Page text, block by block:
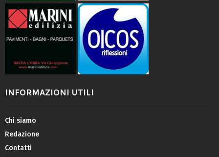
INFORMAZIONI UTILI
Chi siamo
Redazione
Contatti